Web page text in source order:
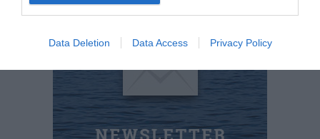
Data Deletion Data Access Privacy Policy